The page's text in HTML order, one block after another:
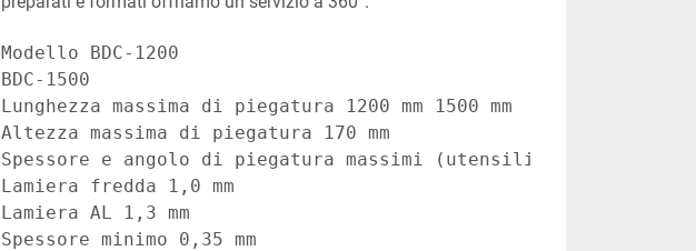
Modello BDC-1200
BDC-1500
Lunghezza massima di piegatura 1200 mm 1500 mm
Altezza massima di piegatura 170 mm
Spessore e angolo di piegatura massimi (utensili standard)
Lamiera fredda 1,0 mm
Lamiera AL 1,3 mm
Spessore minimo 0,35 mm